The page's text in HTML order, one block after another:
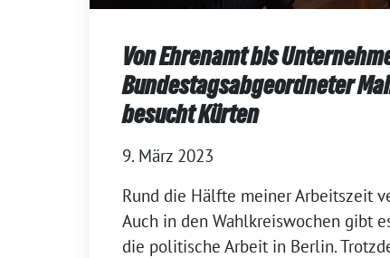
Von Ehrenamt bis
Bundestagsabgeordneter
besucht Kürten
9. März 2023
Rund die Hälfte meiner Arbeitszeit
Auch in den Wahlkreiswochen gibt
die politische Arbeit in Berlin.